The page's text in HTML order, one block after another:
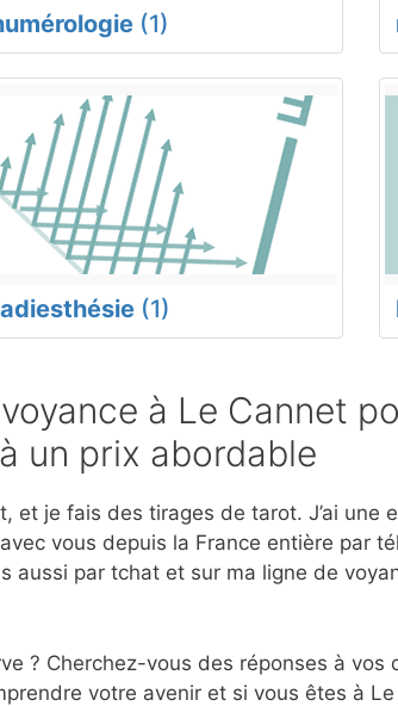
(1)
(1)
à Le Cannet
un prix abordable
je fais des tirages de tarot. J’ai une
vous depuis la France entière par
aussi par tchat et sur ma ligne de
? Cherchez-vous des réponses à vos
votre avenir et si vous êtes à